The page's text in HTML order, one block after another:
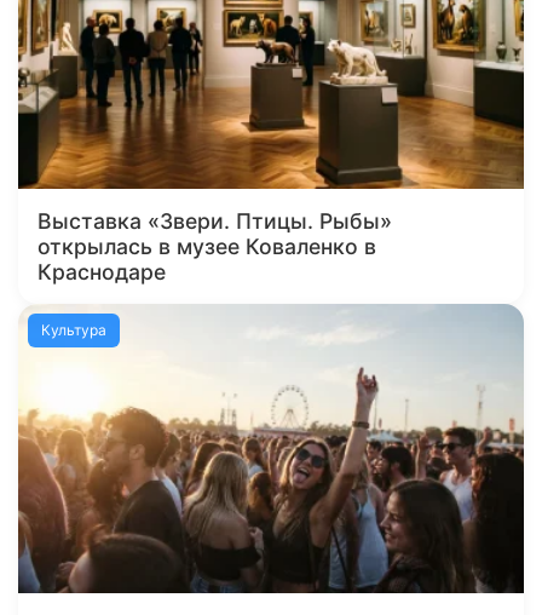
Выставка «Звери. Птицы. Рыбы»
открылась в музее Коваленко в
Краснодаре
Культура